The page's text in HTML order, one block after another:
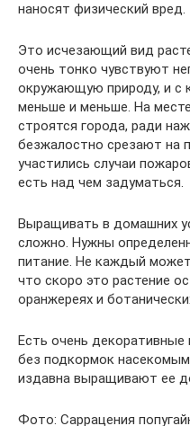
наносят физический вред.
Это исчезающий вид
очень тонко чувствуют
окружающую природу, и с
меньше и меньше. На
строятся города, ради
безжалостно срезают на
участились случаи
есть над чем задуматься.
Выращивать в домашних
сложно. Нужны
питание. Не каждый
что скоро это растение
оранжереях и
Есть очень
без подкормок
издавна выращивают ее
Фото: Саррацения